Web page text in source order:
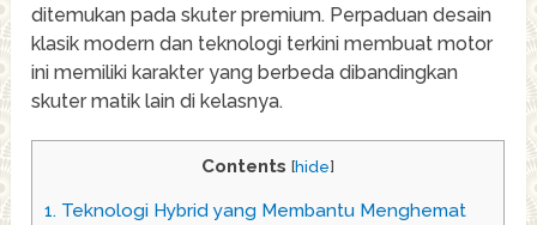
ditemukan pada skuter premium. Perpaduan desain
klasik modern dan teknologi terkini membuat motor
ini memiliki karakter yang berbeda dibandingkan
skuter matik lain di kelasnya.
Contents [hide]
1. Teknologi Hybrid yang Membantu Menghemat